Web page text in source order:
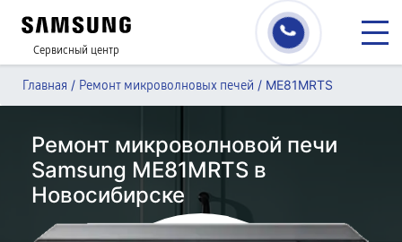
Сервисный центр
Главная / Ремонт микроволновых печей / ME81MRTS
Ремонт микроволновой печи
Samsung ME81MRTS в
Новосибирске